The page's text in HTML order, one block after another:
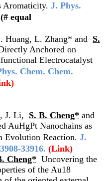
Aromaticity. J. Phys.
(# equal
Huang, L. Zhang* and S.
Anchored on
Electrocatalyst
Chem. Chem.
J. Li, S. B. Cheng* and
AuHgPt Nanochains as
Evolution Reaction. J.
33916. (Link)
Cheng* Uncovering the
of the Au18